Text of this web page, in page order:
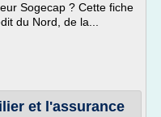
Sogecap ? Cette fiche
du Nord, de la...
et l'assurance